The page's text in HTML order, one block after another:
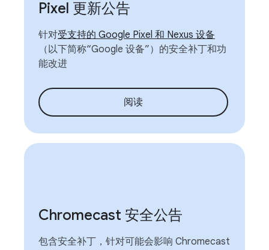
Pixel 更新公告
针对受支持的 Google Pixel 和 Nexus 设备
（以下简称“Google 设备”）的安全补丁和功
能改进
阅读
Chromecast 安全公告
包含安全补丁，针对可能会影响 Chromecast